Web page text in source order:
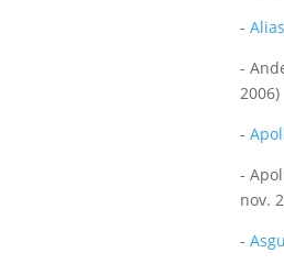
-
-
2006)
-
-
nov.
-